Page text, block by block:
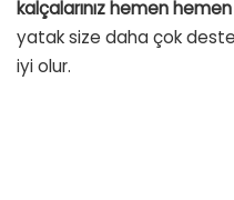
kalçalarınız hemen
yatak size daha çok
iyi olur.